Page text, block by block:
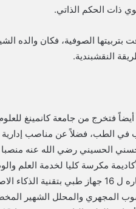
ذات الحكم الذاتي.
الصوفية، فكان والده
النقشبندية.
أيضاً فتخرج من جامعة كانمينغ
الطب، فضلاً عن مناصب إدارية
الحسيني رضي الله عنه
مكرسة كليا لخدمة